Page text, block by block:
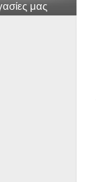
μας